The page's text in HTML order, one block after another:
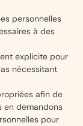
personnelles
à des
explicite pour
nécessitant
afin de
en demandons
pour